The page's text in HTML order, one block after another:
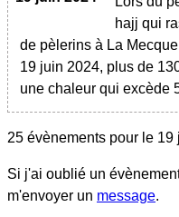
hajj qui
de pèlerins à La
19 juin 2024, plus de
une chaleur qui excède
25 évènements pour le 19
Si j'ai oublié un
m'envoyer un message.